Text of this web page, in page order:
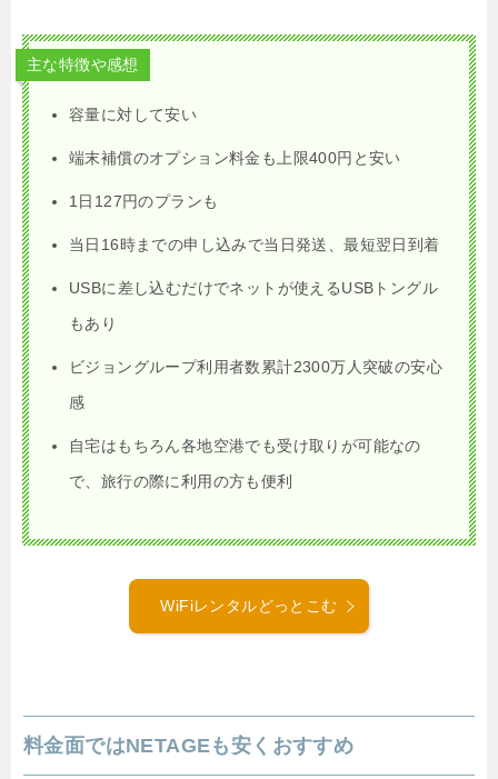
主な特徴や感想
容量に対して安い
端末補償のオプション料金も上限400円と安い
1日127円のプランも
当日16時までの申し込みで当日発送、最短翌日到着
USBに差し込むだけでネットが使えるUSBトングル
もあり
ビジョングループ利用者数累計2300万人突破の安心
感
自宅はもちろん各地空港でも受け取りが可能なの
で、旅行の際に利用の方も便利
WiFiレンタルどっとこむ
料金面ではNETAGEも安くおすすめ